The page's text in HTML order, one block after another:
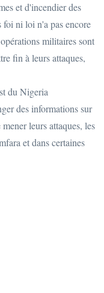
et d'incendier des
foi ni loi n'a pas encore
militaires sont
fin à leurs attaques,
du Nigeria
des informations sur
leurs attaques, les
et dans certaines